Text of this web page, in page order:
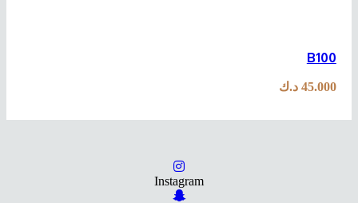
B100
45.000 د.ك
Instagram